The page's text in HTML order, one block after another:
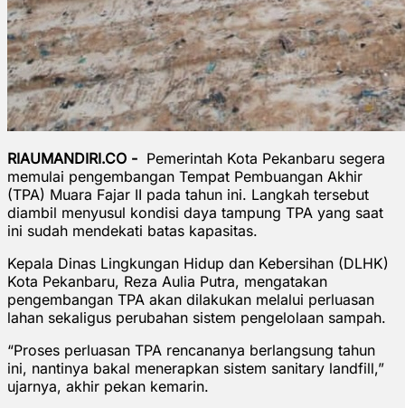
RIAUMANDIRI.CO - Pemerintah Kota Pekanbaru segera
memulai pengembangan Tempat Pembuangan Akhir
(TPA) Muara Fajar II pada tahun ini. Langkah tersebut
diambil menyusul kondisi daya tampung TPA yang saat
ini sudah mendekati batas kapasitas.
Kepala Dinas Lingkungan Hidup dan Kebersihan (DLHK)
Kota Pekanbaru, Reza Aulia Putra, mengatakan
pengembangan TPA akan dilakukan melalui perluasan
lahan sekaligus perubahan sistem pengelolaan sampah.
“Proses perluasan TPA rencananya berlangsung tahun
ini, nantinya bakal menerapkan sistem sanitary landfill,”
ujarnya, akhir pekan kemarin.